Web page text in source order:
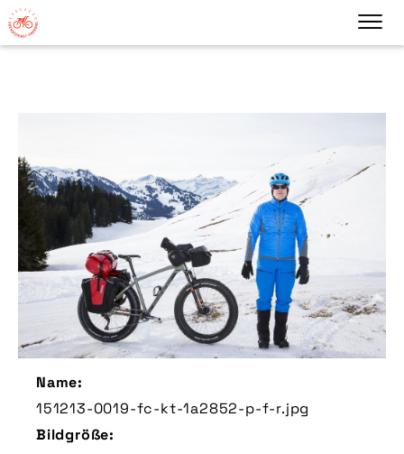
Name:
151213-0019-fc-kt-1a2852-p-f-r.jpg
Bildgröße: